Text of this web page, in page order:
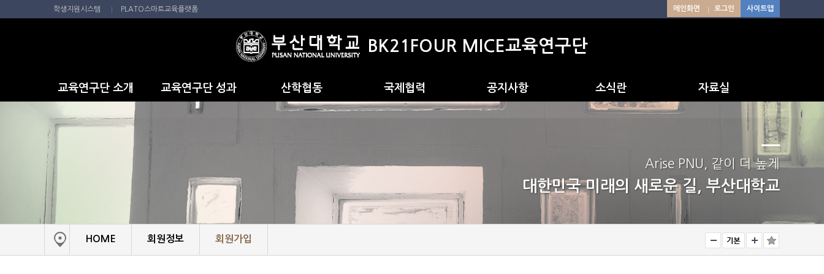
BK21FOUR MICE교육연구단
학생지원시스템 PLATO스마트교육플랫폼 메인화면 로그인 사이트맵
교육연구단 소개
사업개요
교육연구단 성과 산학협동 국제협력
국제프로그램 교류현황
공지사항 소식란 자료실
1차년도 자체평가보고
서
중간 성과평가 보고서
Arise PNU, 같이 더 높게
대한민국 미래의 새로운 길, 부산대학교
HOME 회원정보 회원가입